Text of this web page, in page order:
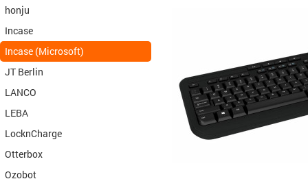
honju
Incase
Incase (Microsoft)
JT Berlin
LANCO
LEBA
LocknCharge
Otterbox
Ozobot